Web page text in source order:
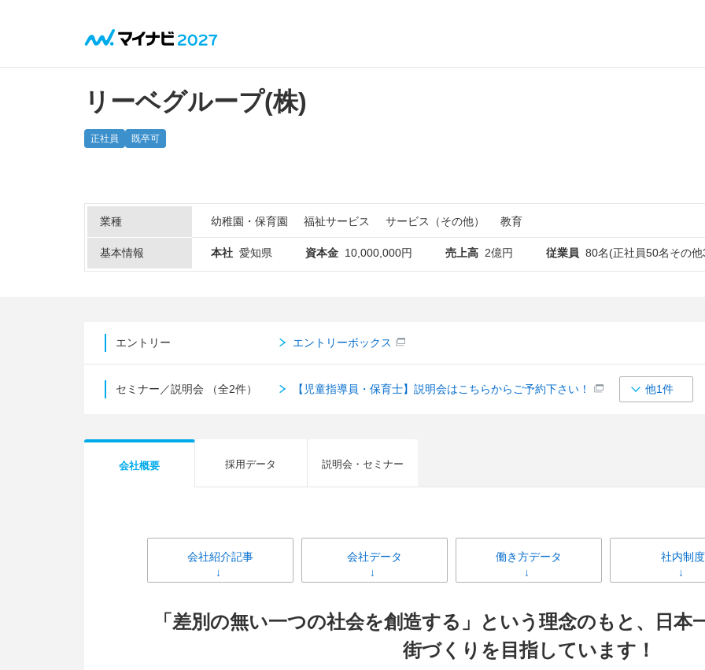
リーベグループ(株)
正社員 既卒可
業種 幼稚園・保育園 福祉サービス サービス（その他） 教育
基本情報 本社 愛知県 資本金 10,000,000円 売上高 2億円 従業員 80名(正社員50名その
エントリー エントリーボックス
セミナー／説明会 （全2件） 【児童指導員・保育士】説明会はこちらからご予約下さい！ 他1件
会社概要 採用データ 説明会・セミナー
会社紹介記事 会社データ 働き方データ 社内制度
「差別の無い一つの社会を創造する」という理念のもと、日本
街づくりを目指しています！